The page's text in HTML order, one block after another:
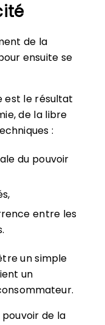
de la
ensuite se
est le résultat
de la libre
:
du pouvoir
entre les
un simple
un
de la